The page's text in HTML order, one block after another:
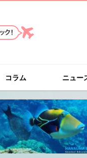
コラム ニュー